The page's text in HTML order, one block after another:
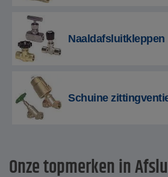
Naaldafsluitkleppen
Schuine
Onze topmerken in